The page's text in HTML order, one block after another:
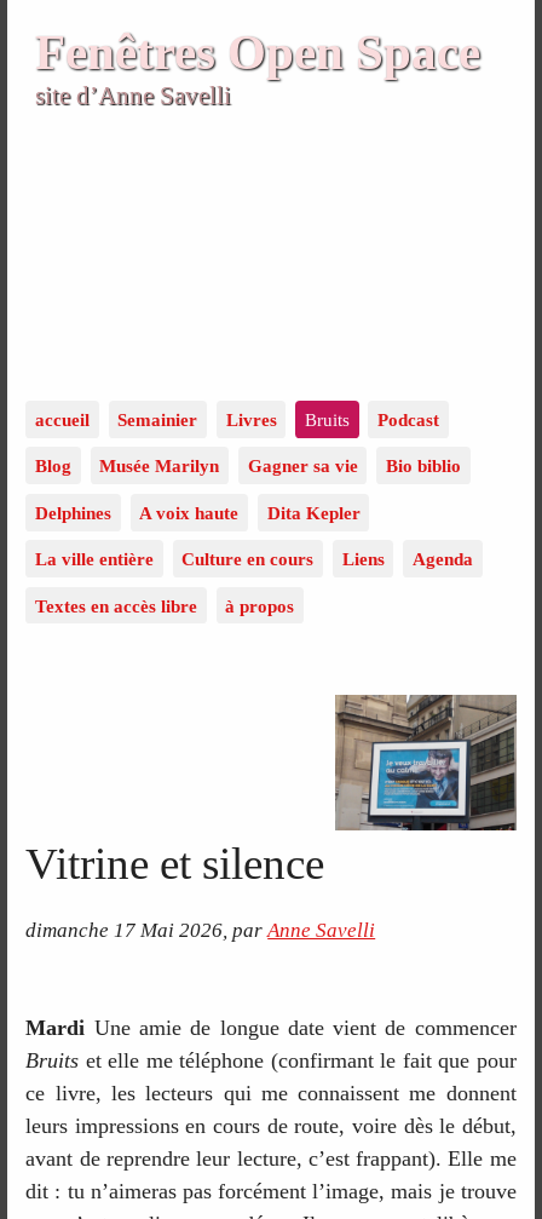
Fenêtres Open Space
site d’Anne Savelli
accueil Semainier Livres Bruits Podcast
Blog Musée Marilyn Gagner sa vie Bio biblio
Delphines A voix haute Dita Kepler
La ville entière Culture en cours Liens Agenda
Textes en accès libre à propos
Vitrine et silence
dimanche 17 Mai 2026,parAnne Savelli
Mardi Une amie de longue date vient de commencer
Bruits et elle me téléphone (confirmant le fait que pour
ce livre, les lecteurs qui me connaissent me donnent
leurs impressions en cours de route, voire dès le début,
avant de reprendre leur lecture, c’est frappant). Elle me
dit : tu n’aimeras pas forcément l’image, mais je trouve